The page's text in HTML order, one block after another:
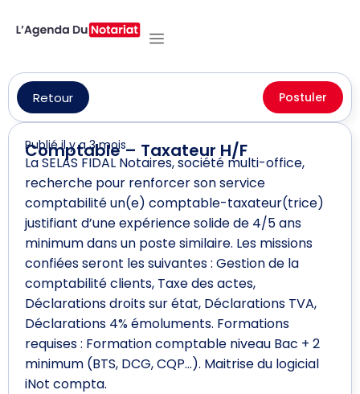
Retour Postuler
Comptable – Taxateur H/F
Publié il y a 3 mois
La SELAS FIDAL Notaires, société multi-office,
recherche pour renforcer son service
comptabilité un(e) comptable-taxateur(trice)
justifiant d’une expérience solide de 4/5 ans
minimum dans un poste similaire. Les missions
confiées seront les suivantes : Gestion de la
comptabilité clients, Taxe des actes,
Déclarations droits sur état, Déclarations TVA,
Déclarations 4% émoluments. Formations
requises : Formation comptable niveau Bac + 2
minimum (BTS, DCG, CQP…). Maitrise du logicial
iNot compta.